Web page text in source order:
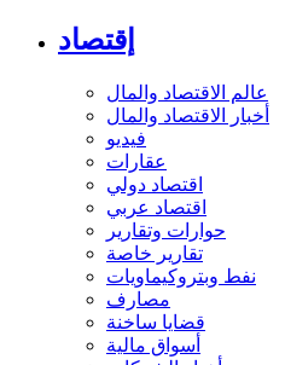
إقتصاد
عالم الاقتصاد والمال
أخبار الاقتصاد والمال
فيديو
عقارات
اقتصاد دولي
اقتصاد عربي
حوارات وتقارير
تقارير خاصة
نفط وبتروكيماويات
مصارف
قضايا ساخنة
أسواق مالية